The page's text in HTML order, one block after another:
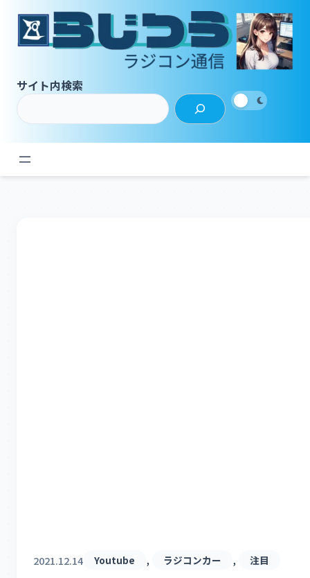
サイト内検索
2021.12.14 Youtube , ラジコンカー , 注目